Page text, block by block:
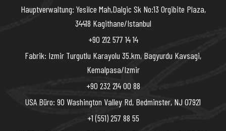
Hauptverwaltung: Yesilce Mah,Dalgic Sk No:13 Orgibite Plaza,
34418 Kagithane/Istanbul
+90 212 577 14 14
Fabrik: Izmir Turgutlu Karayolu 35.km, Bagyurdu Kavsagi,
Kemalpasa/Izmir
+90 232 214 00 88
USA Büro: 90 Washington Valley Rd, Bedminster, NJ 07921
+1 (551) 257 88 55